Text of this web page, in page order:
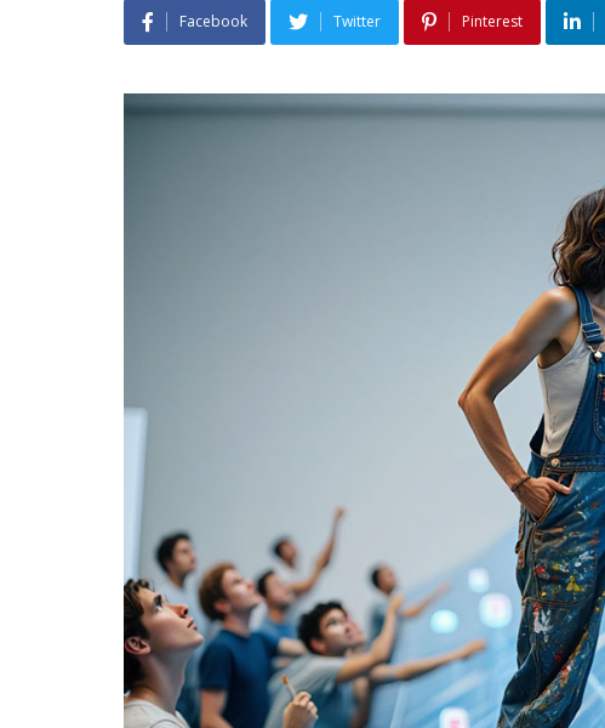
Facebook Twitter Pinterest